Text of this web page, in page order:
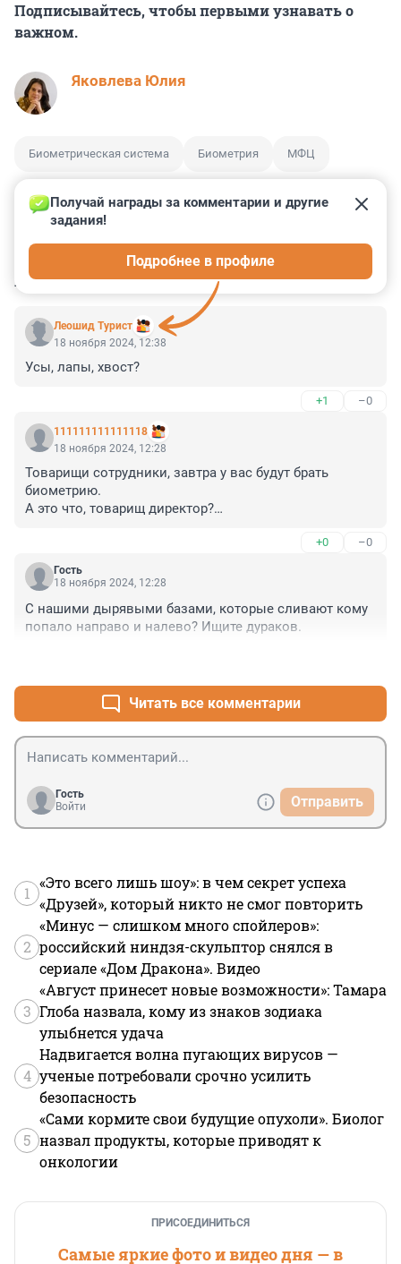
Подписывайтесь, чтобы первыми узнавать о
важном.
Яковлева Юлия
Биометрическая система Биометрия МФЦ
КОММЕНТАРИИ 9
Леошид Турист
Получай награды за комментарии и другие
задания!
Подробнее в профиле
18 ноября 2024, 12:38
Усы, лапы, хвост?
+1 –0
111111111111118
18 ноября 2024, 12:28
Товарищи сотрудники, завтра у вас будут брать
биометрию.
А это что, товарищ директор?
+0 –0
Гость
18 ноября 2024, 12:28
С нашими дырявыми базами, которые сливают кому
попало направо и налево? Ищите дураков.
Читать все комментарии
Гость
Войти
Отправить
1
«Это всего лишь шоу»: в чем секрет успеха
«Друзей», который никто не смог повторить
2
«Минус — слишком много спойлеров»:
российский ниндзя-скульптор снялся в
сериале «Дом Дракона». Видео
3
«Август принесет новые возможности»: Тамара
Глоба назвала, кому из знаков зодиака
улыбнется удача
4
Надвигается волна пугающих вирусов —
ученые потребовали срочно усилить
безопасность
5
«Сами кормите свои будущие опухоли». Биолог
назвал продукты, которые приводят к
онкологии
ПРИСОЕДИНИТЬСЯ
Самые яркие фото и видео дня — в